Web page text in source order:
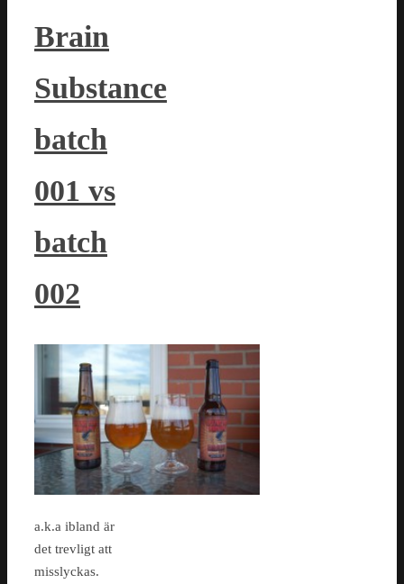
Brain
Substance
batch
001 vs
batch
002
a.k.a ibland är
det trevligt att
misslyckas.